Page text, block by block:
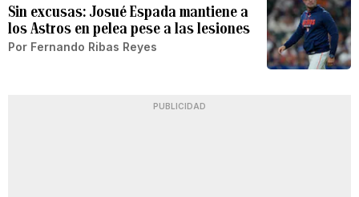
Sin excusas: Josué Espada mantiene a
los Astros en pelea pese a las lesiones
Por Fernando Ribas Reyes
PUBLICIDAD